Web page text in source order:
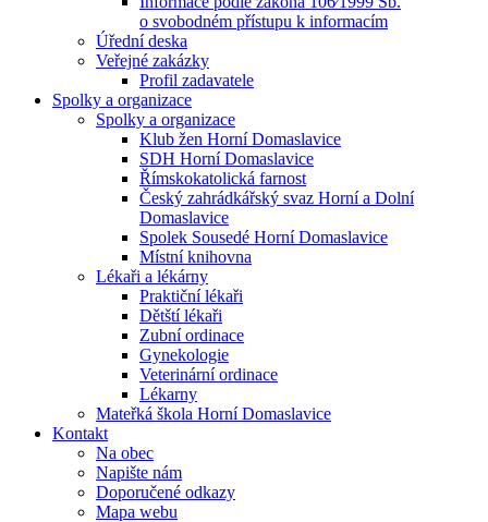
o svobodném přístupu k informacím
Úřední deska
Veřejné zakázky
Profil zadavatele
Spolky a organizace
Spolky a organizace
Klub žen Horní Domaslavice
SDH Horní Domaslavice
Římskokatolická farnost
Český zahrádkářský svaz Horní a Dolní
Domaslavice
Spolek Sousedé Horní Domaslavice
Místní knihovna
Lékaři a lékárny
Praktiční lékaři
Dětští lékaři
Zubní ordinace
Gynekologie
Veterinární ordinace
Lékarny
Mateřká škola Horní Domaslavice
Kontakt
Na obec
Napište nám
Doporučené odkazy
Mapa webu